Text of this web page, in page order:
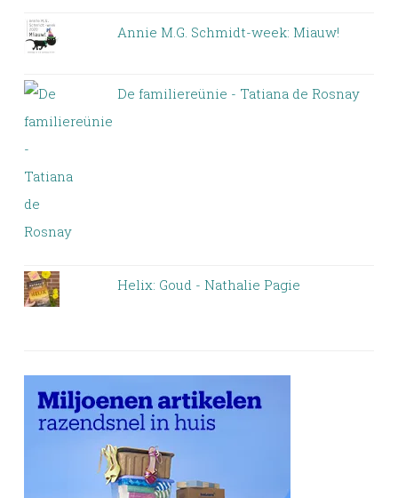
Annie M.G. Schmidt-week: Miauw!
De familiereünie - Tatiana de Rosnay
Helix: Goud - Nathalie Pagie